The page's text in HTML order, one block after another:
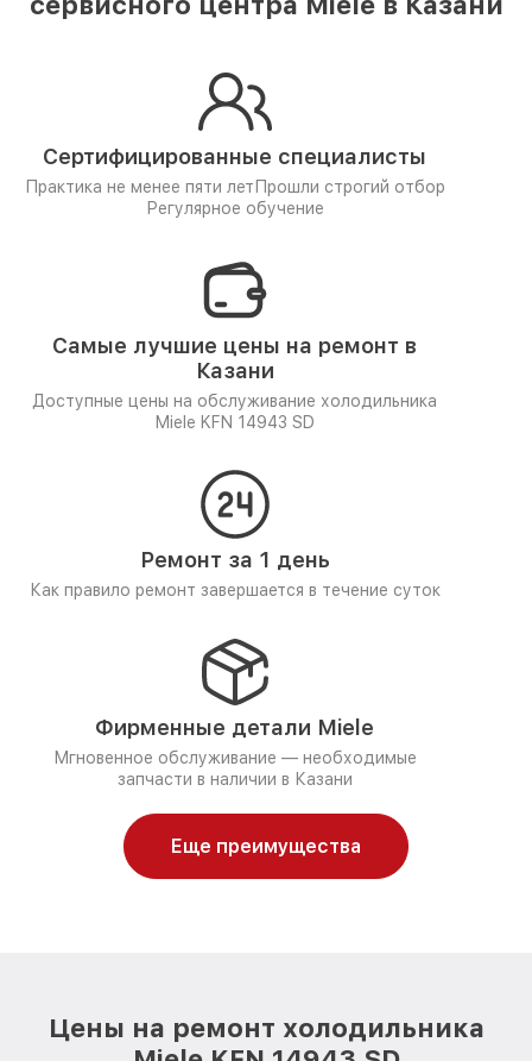
Сертифицированные специалисты
Практика не менее пяти лет Прошли строгий отбор
Регулярное обучение
Самые лучшие цены на ремонт в
Казани
Доступные цены на обслуживание холодильника
Miele KFN 14943 SD
Ремонт за 1 день
Как правило ремонт завершается в течение суток
Фирменные детали Miele
Мгновенное обслуживание — необходимые
запчасти в наличии в Казани
Еще преимущества
Цены на ремонт холодильника